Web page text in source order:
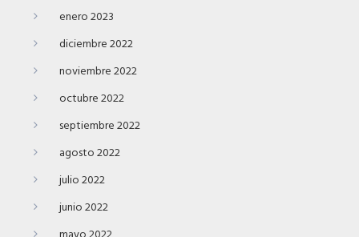
enero 2023
diciembre 2022
noviembre 2022
octubre 2022
septiembre 2022
agosto 2022
julio 2022
junio 2022